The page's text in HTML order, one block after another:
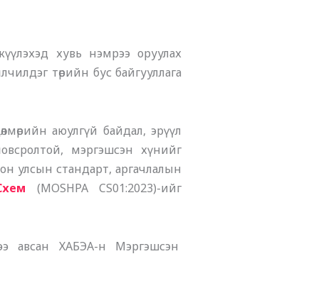
хувь нэмрээ оруулах
төрийн бус байгууллага
аюулгүй байдал, эрүүл
мэргэшсэн хүнийг
улсын стандарт, аргачлалын
(MOSHPA CS01:2023)-ийг
авсан ХАБЭА-н Мэргэшсэн